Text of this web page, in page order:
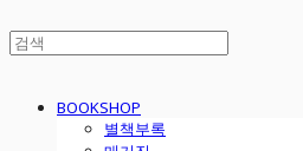
BOOKSHOP
별책부록